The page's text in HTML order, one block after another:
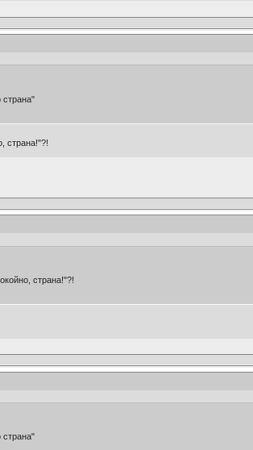
страна!"?!
страна!"?!